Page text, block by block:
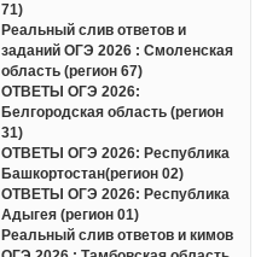
71)
Реальный слив ответов и
заданий ОГЭ 2026 : Смоленская
область (регион 67)
ОТВЕТЫ ОГЭ 2026:
Белгородская область (регион
31)
ОТВЕТЫ ОГЭ 2026: Республика
Башкортостан(регион 02)
ОТВЕТЫ ОГЭ 2026: Республика
Адыгея (регион 01)
Реальный слив ответов и кимов